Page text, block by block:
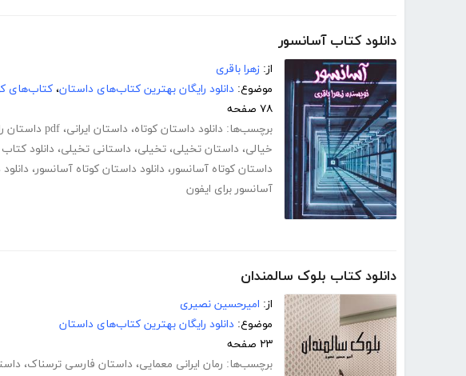
دانلود کتاب آسانسور
از: زهرا باقری
موضوع: دانلود رایگان بهترین کتاب‌های داستان، کتاب‌های
۷۸ صفحه
برچسب‌ها: دانلود داستان کوتاه، داستان ایرانی، pdf داستان رایگان
خیالی، داستان تخیلی، تخیلی، داستانی تخیلی، دانلود
داستان کوتاه آسانسور، دانلود داستان کوتاه آسانسور،
آسانسور برای ایفون
دانلود کتاب بلوک سالمندان
از: امیرحسین نصیری
موضوع: دانلود رایگان بهترین کتاب‌های داستان
۲۳ صفحه
برچسب‌ها: رمان ایرانی معمایی، داستان فارسی ترسناک،